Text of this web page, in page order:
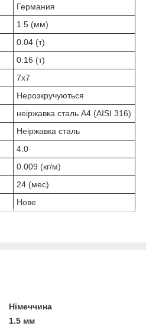
Германия
1.5 (мм)
0.04 (т)
0.16 (т)
7x7
Нерозкручуються
неіржавка сталь А4 (AISI 316)
Неіржавка сталь
4.0
0.009 (кг/м)
24 (мес)
Нове
Німеччина
1.5 мм